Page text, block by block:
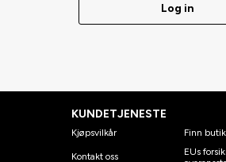
Log in
KUNDETJENESTE
Kjøpsvilkår
Kontakt oss
Finn
EUs